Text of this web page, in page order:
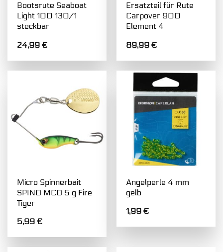
Bootsrute Seaboat
Light 100 130/1
steckbar
24,99€
Ersatzteil für Rute
Carpover 900
Element 4
89,99€
Micro Spinnerbait
SPINO MCO 5 g Fire
Tiger
5,99€
Angelperle 4 mm
gelb
1,99€